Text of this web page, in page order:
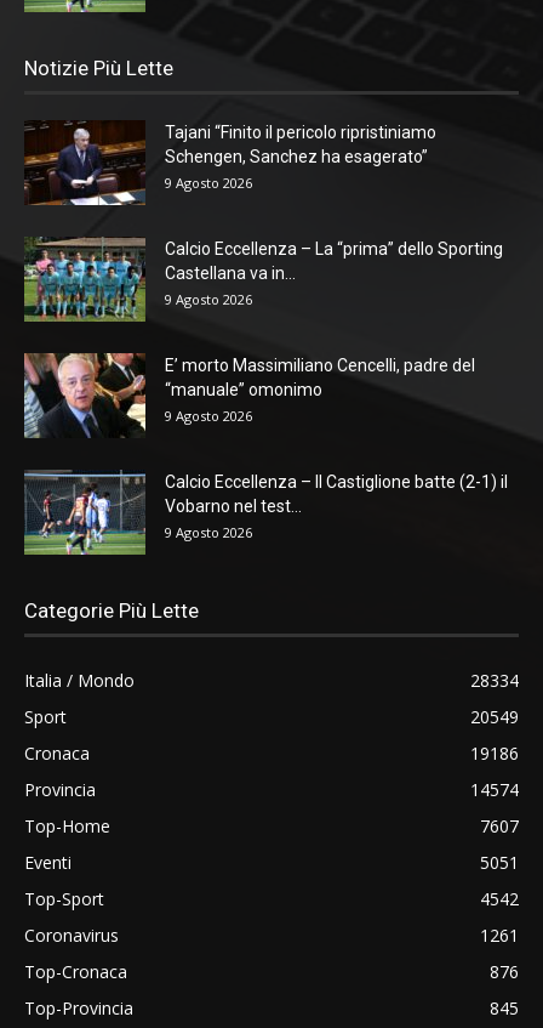
Notizie Più Lette
Tajani “Finito il pericolo ripristiniamo
Schengen, Sanchez ha esagerato”
9 Agosto 2026
Calcio Eccellenza – La “prima” dello Sporting
Castellana va in...
9 Agosto 2026
E’ morto Massimiliano Cencelli, padre del
“manuale” omonimo
9 Agosto 2026
Calcio Eccellenza – Il Castiglione batte (2-1) il
Vobarno nel test...
9 Agosto 2026
Categorie Più Lette
Italia / Mondo
28334
Sport
20549
Cronaca
19186
Provincia
14574
Top-Home
7607
Eventi
5051
Top-Sport
4542
Coronavirus
1261
Top-Cronaca
876
Top-Provincia
845